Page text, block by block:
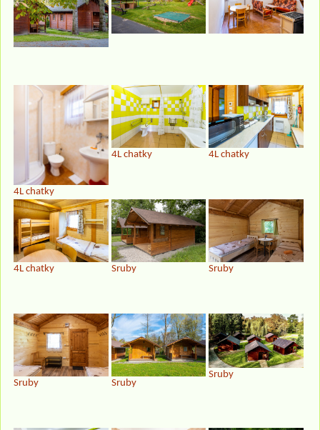
4L chatky
4L chatky 4L chatky
4L chatky Sruby Sruby
Sruby Sruby
Sruby